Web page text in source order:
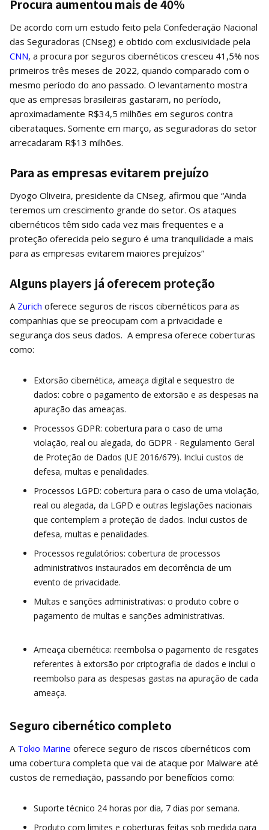
Procura aumentou mais de 40%
De acordo com um estudo feito pela Confederação Nacional
das Seguradoras (CNseg) e obtido com exclusividade pela
CNN, a procura por seguros cibernéticos cresceu 41,5% nos
primeiros três meses de 2022, quando comparado com o
mesmo período do ano passado. O levantamento mostra
que as empresas brasileiras gastaram, no período,
aproximadamente R$34,5 milhões em seguros contra
ciberataques. Somente em março, as seguradoras do setor
arrecadaram R$13 milhões.
Para as empresas evitarem prejuízo
Dyogo Oliveira, presidente da CNseg, afirmou que “Ainda
teremos um crescimento grande do setor. Os ataques
cibernéticos têm sido cada vez mais frequentes e a
proteção oferecida pelo seguro é uma tranquilidade a mais
para as empresas evitarem maiores prejuízos”
Alguns players já oferecem proteção
A Zurich oferece seguros de riscos cibernéticos para as
companhias que se preocupam com a privacidade e
segurança dos seus dados. A empresa oferece coberturas
como:
Extorsão cibernética, ameaça digital e sequestro de
dados: cobre o pagamento de extorsão e as despesas na
apuração das ameaças.
Processos GDPR: cobertura para o caso de uma
violação, real ou alegada, do GDPR - Regulamento Geral
de Proteção de Dados (UE 2016/679). Inclui custos de
defesa, multas e penalidades.
Processos LGPD: cobertura para o caso de uma violação,
real ou alegada, da LGPD e outras legislações nacionais
que contemplem a proteção de dados. Inclui custos de
defesa, multas e penalidades.
Processos regulatórios: cobertura de processos
administrativos instaurados em decorrência de um
evento de privacidade.
Multas e sanções administrativas: o produto cobre o
pagamento de multas e sanções administrativas.
Ameaça cibernética: reembolsa o pagamento de resgates
referentes à extorsão por criptografia de dados e inclui o
reembolso para as despesas gastas na apuração de cada
ameaça.
Seguro cibernético completo
A Tokio Marine oferece seguro de riscos cibernéticos com
uma cobertura completa que vai de ataque por Malware até
custos de remediação, passando por benefícios como:
Suporte técnico 24 horas por dia, 7 dias por semana.
Produto com limites e coberturas feitas sob medida para